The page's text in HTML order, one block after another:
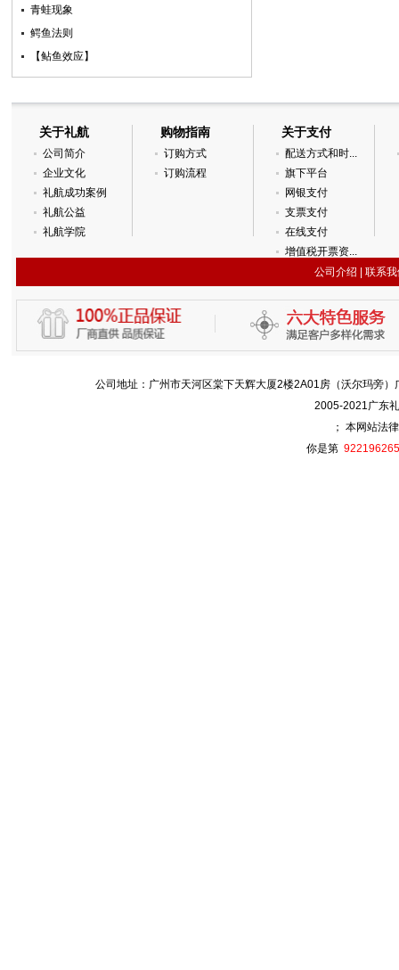
青蛙现象
鳄鱼法则
【鲇鱼效应】­
关于礼航
公司简介
企业文化
礼航成功案例
礼航公益
礼航学院
购物指南
订购方式
订购流程
关于支付
配送方式和时...
旗下平台
网银支付
支票支付
在线支付
增值税开票资...
公司介绍
联系
公司地址：广州市天河区棠下天辉大厦2楼2A01房（沃尔玛
2005-2021广东
； 本网站法
你是第